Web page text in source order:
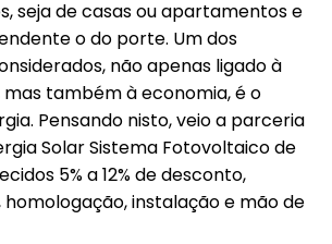
seja de casas ou apartamentos e
o do porte. Um dos
não apenas ligado à
também à economia, é o
Pensando nisto, veio a parceria
Solar Sistema Fotovoltaico de
5% a 12% de desconto,
instalação e mão de